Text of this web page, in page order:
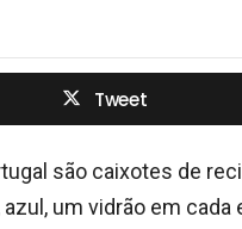
Tweet
são caixotes de
um vidrão em cada